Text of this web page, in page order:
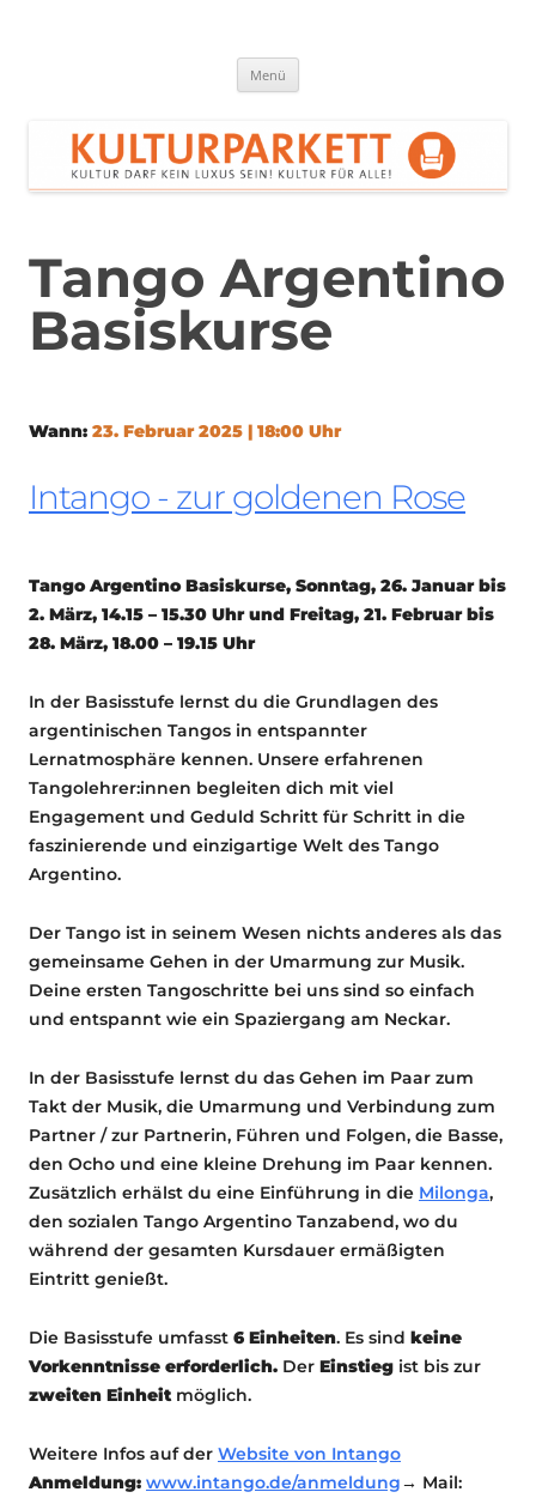
Menü
Tango Argentino
Basiskurse
Wann: 23. Februar 2025 | 18:00 Uhr
Intango - zur goldenen Rose
Tango Argentino Basiskurse, Sonntag, 26. Januar bis
2. März, 14.15 – 15.30 Uhr und Freitag, 21. Februar bis
28. März, 18.00 – 19.15 Uhr
In der Basisstufe lernst du die Grundlagen des
argentinischen Tangos in entspannter
Lernatmosphäre kennen. Unsere erfahrenen
Tangolehrer:innen begleiten dich mit viel
Engagement und Geduld Schritt für Schritt in die
faszinierende und einzigartige Welt des Tango
Argentino.
Der Tango ist in seinem Wesen nichts anderes als das
gemeinsame Gehen in der Umarmung zur Musik.
Deine ersten Tangoschritte bei uns sind so einfach
und entspannt wie ein Spaziergang am Neckar.
In der Basisstufe lernst du das Gehen im Paar zum
Takt der Musik, die Umarmung und Verbindung zum
Partner / zur Partnerin, Führen und Folgen, die Basse,
den Ocho und eine kleine Drehung im Paar kennen.
Zusätzlich erhälst du eine Einführung in die Milonga,
den sozialen Tango Argentino Tanzabend, wo du
während der gesamten Kursdauer ermäßigten
Eintritt genießt.
Die Basisstufe umfasst 6 Einheiten. Es sind keine
Vorkenntnisse erforderlich. Der Einstieg ist bis zur
zweiten Einheitmöglich.
Weitere Infos auf der Website von Intango
Anmeldung: www.intango.de/anmeldung→ Mail: